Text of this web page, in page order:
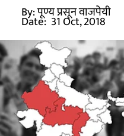
By:पूण्य प्रसून वाजपेयी
Date: 31 Oct, 2018